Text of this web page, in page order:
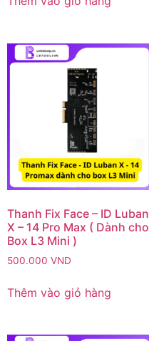
Thanh Fix Face – ID Luban
X – 14 Pro Max ( Dành cho
Box L3 Mini )
500.000 VND
Thêm vào giỏ hàng